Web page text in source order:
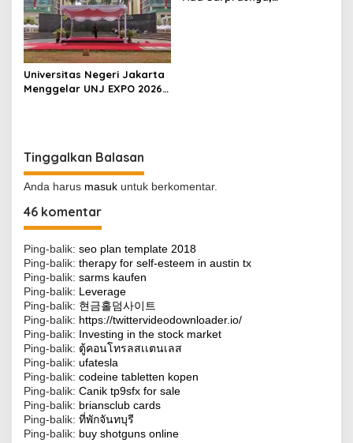
Universitas Negeri Jakarta
Menggelar UNJ EXPO 2026
Tinggalkan Balasan
Anda harus masuk untuk berkomentar.
46 komentar
Ping-balik: seo plan template 2018
Ping-balik: therapy for self-esteem in austin tx
Ping-balik: sarms kaufen
Ping-balik: Leverage
Ping-balik: 현금홀덤사이트
Ping-balik: https://twittervideodownloader.io/
Ping-balik: Investing in the stock market
Ping-balik: ตู้คอนโทรลสเเตนเลส
Ping-balik: ufatesla
Ping-balik: codeine tabletten kopen
Ping-balik: Canik tp9sfx for sale
Ping-balik: briansclub cards
Ping-balik: ที่พักจันทบุรี
Ping-balik: buy shotguns online